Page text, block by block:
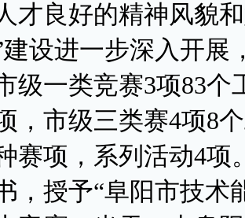
才良好的精神风貌
设进一步深入开展
级一类竞赛3项83个
，市级三类赛4项8
赛项，系列活动4
，授予“阜阳市技术